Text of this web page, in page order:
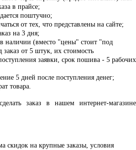
в прайсе;
поштучно;
от тех, что представлены на сайте;
на 3 дня;
наличии (вместо "цены" стоит "под
от 5 штук, их стоимость
заявки, срок пошива - 5 рабочих
5 дней после поступления денег;
товара.
заказ в нашем интернет-магазине
скидок на крупные заказы, условия